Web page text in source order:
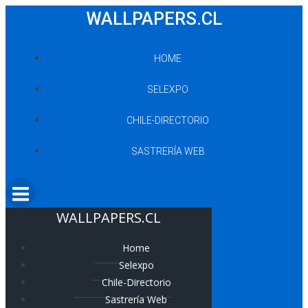
WALLPAPERS.CL
HOME
SELEXPO
CHILE-DIRECTORIO
SASTRERÍA WEB
WALLPAPERS.CL
Home
Selexpo
Chile-Directorio
Sastrería Web